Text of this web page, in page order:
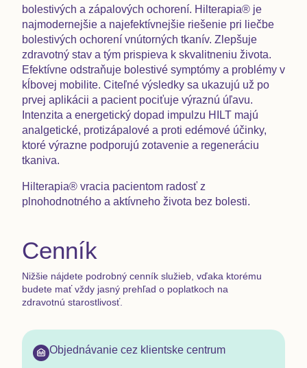
bolestivých a zápalových ochorení. Hilterapia® je
najmodernejšie a najefektívnejšie riešenie pri liečbe
bolestivých ochorení vnútorných tkanív. Zlepšuje
zdravotný stav a tým prispieva k skvalitneniu života.
Efektívne odstraňuje bolestivé symptómy a problémy v
kĺbovej mobilite. Citeľné výsledky sa ukazujú už po
prvej aplikácii a pacient pociťuje výraznú úľavu.
Intenzita a energetický dopad impulzu HILT majú
analgetické, protizápalové a proti edémové účinky,
ktoré výrazne podporujú zotavenie a regeneráciu
tkaniva.
Hilterapia® vracia pacientom radosť z
plnohodnotného a aktívneho života bez bolesti.
Cenník
Nižšie nájdete podrobný cenník služieb, vďaka ktorému
budete mať vždy jasný prehľad o poplatkoch na
zdravotnú starostlivosť.
Objednávanie cez klientske centrum